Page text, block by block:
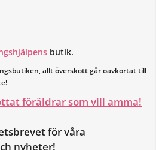
butik.
allt överskott går oavkortat till
föräldrar som vill amma!
för våra
nyheter!